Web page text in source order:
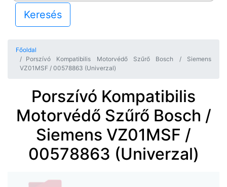
Keresés
Főoldal
Porszívó Kompatibilis Motorvédő Szűrő Bosch / Siemens
VZ01MSF / 00578863 (Univerzal)
Porszívó Kompatibilis
Motorvédő Szűrő Bosch /
Siemens VZ01MSF /
00578863 (Univerzal)